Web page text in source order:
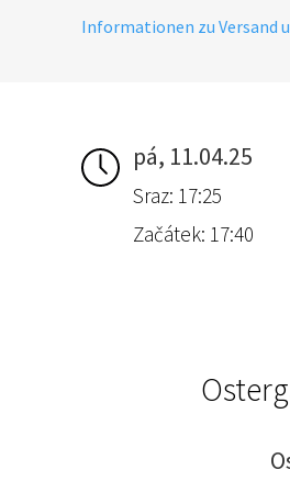
Informationen zu Versand
pá, 11.04.25
Sraz: 17:25
Začátek: 17:40